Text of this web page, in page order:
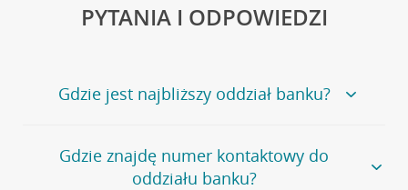
PYTANIA I ODPOWIEDZI
Gdzie jest najbliższy oddział banku?
Jeśli szukasz oddziału naszego banku, zapraszamy na
stronęPlacówki i bankomaty, na której znajduje się
wygodna wyszukiwarka.
Gdzie znajdę numer kontaktowy do
oddziału banku?